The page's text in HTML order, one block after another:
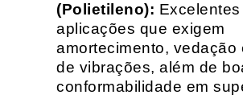
(Polietileno):
aplicações que exigem
amortecimento, vedação
de vibrações, além de
conformabilidade em